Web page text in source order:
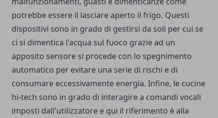
potrebbe essere il lasciare aperto il frigo. Questi
dispositivi sono in grado di gestirsi da soli per cui se
ci si dimentica l'acqua sul fuoco grazie ad un
apposito sensore si procede con lo spegnimento
automatico per evitare una serie di rischi e di
consumare eccessivamente energia. Infine, le cucine
hi-tech sono in grado di interagire a comandi vocali
imposti dall'utilizzatore e qui il riferimento è alla